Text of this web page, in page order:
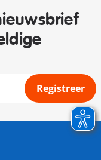
Registreer